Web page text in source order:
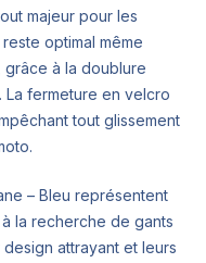
majeur pour les
optimal même
à la doublure
fermeture en velcro
tout glissement
– Bleu représentent
la recherche de gants
attrayant et leurs